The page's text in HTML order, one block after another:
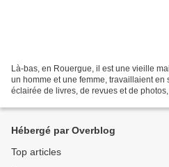
Là-bas, en Rouergue, il est une vieille
un homme et une femme, travaillaient
éclairée de livres, de revues et de
Hébergé par Overblog
Top articles